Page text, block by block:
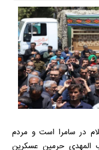
در سامرا است و مردم
المهدی حرمین عسکرین